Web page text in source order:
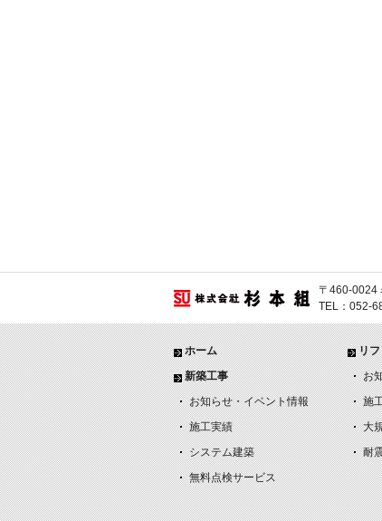
〒460-0024
TEL：052-
ホーム
新築工事
お知らせ・イベント情報
施工実績
システム建築
無料点検サービス
リ
お
施
大
耐